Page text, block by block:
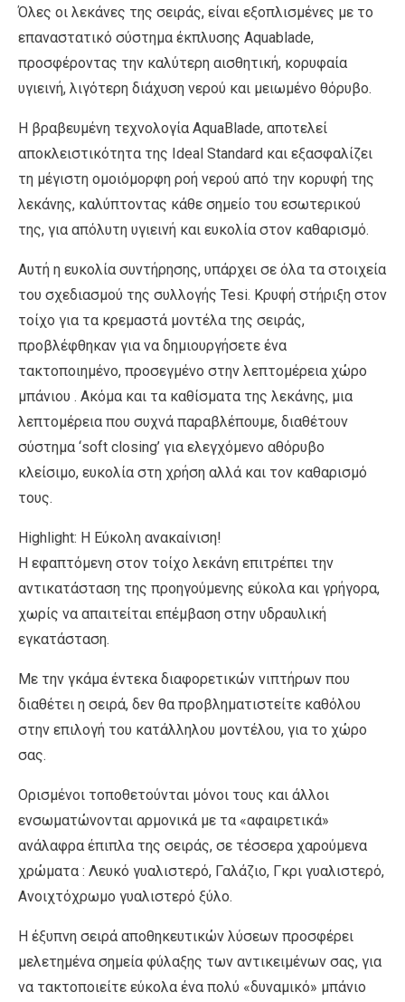
Όλες οι λεκάνες της σειράς, είναι εξοπλισμένες με το
επαναστατικό σύστημα έκπλυσης Aquablade,
προσφέροντας την καλύτερη αισθητική, κορυφαία
υγιεινή, λιγότερη διάχυση νερού και μειωμένο θόρυβο.
Η βραβευμένη τεχνολογία AquaBlade, αποτελεί
αποκλειστικότητα της Ideal Standard και εξασφαλίζει
τη μέγιστη ομοιόμορφη ροή νερού από την κορυφή της
λεκάνης, καλύπτοντας κάθε σημείο του εσωτερικού
της, για απόλυτη υγιεινή και ευκολία στον καθαρισμό.
Αυτή η ευκολία συντήρησης, υπάρχει σε όλα τα στοιχεία
του σχεδιασμού της συλλογής Tesi. Κρυφή στήριξη στον
τοίχο για τα κρεμαστά μοντέλα της σειράς,
προβλέφθηκαν για να δημιουργήσετε ένα
τακτοποιημένο, προσεγμένο στην λεπτομέρεια χώρο
μπάνιου . Ακόμα και τα καθίσματα της λεκάνης, μια
λεπτομέρεια που συχνά παραβλέπουμε, διαθέτουν
σύστημα ‘soft clοsing’ για ελεγχόμενο αθόρυβο
κλείσιμο, ευκολία στη χρήση αλλά και τον καθαρισμό
τους.
Highlight: Η Εύκολη ανακαίνιση!
Η εφαπτόμενη στον τοίχο λεκάνη επιτρέπει την
αντικατάσταση της προηγούμενης εύκολα και γρήγορα,
χωρίς να απαιτείται επέμβαση στην υδραυλική
εγκατάσταση.
Με την γκάμα έντεκα διαφορετικών νιπτήρων που
διαθέτει η σειρά, δεν θα προβληματιστείτε καθόλου
στην επιλογή του κατάλληλου μοντέλου, για το χώρο
σας.
Ορισμένοι τοποθετούνται μόνοι τους και άλλοι
ενσωματώνονται αρμονικά με τα «αφαιρετικά»
ανάλαφρα έπιπλα της σειράς, σε τέσσερα χαρούμενα
χρώματα : Λευκό γυαλιστερό, Γαλάζιο, Γκρι γυαλιστερό,
Ανοιχτόχρωμο γυαλιστερό ξύλο.
Η έξυπνη σειρά αποθηκευτικών λύσεων προσφέρει
μελετημένα σημεία φύλαξης των αντικειμένων σας, για
να τακτοποιείτε εύκολα ένα πολύ «δυναμικό» μπάνιο